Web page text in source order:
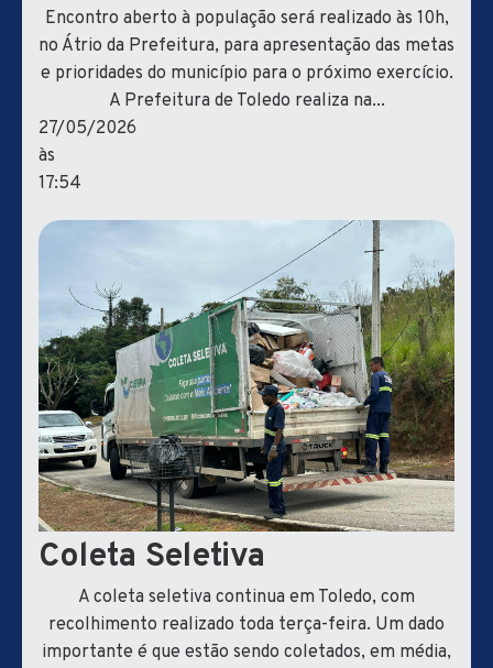
Encontro aberto à população será realizado às 10h,
no Átrio da Prefeitura, para apresentação das metas
e prioridades do município para o próximo exercício.
A Prefeitura de Toledo realiza na...
27/05/2026
às
17:54
Coleta Seletiva
A coleta seletiva continua em Toledo, com
recolhimento realizado toda terça-feira. Um dado
importante é que estão sendo coletados, em média,